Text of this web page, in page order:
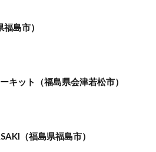
島市）
キット（福島県会津若松市）
（福島県福島市）